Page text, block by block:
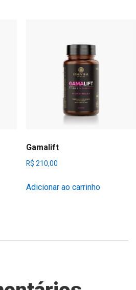
Gamalift
R$ 210,00
Adicionar ao carrinho